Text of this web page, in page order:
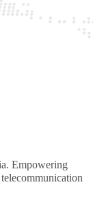
Empowering